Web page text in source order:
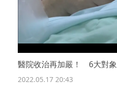
醫院收治再加嚴！ 6大對
2022.05.17 20:43